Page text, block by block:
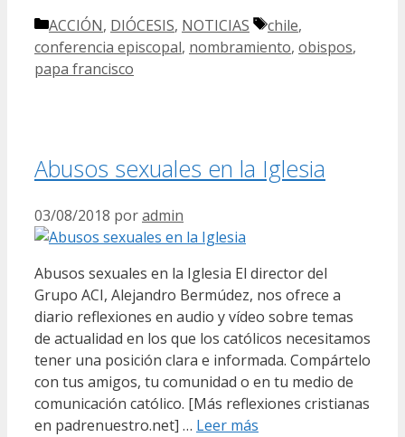
Categorías
ACCIÓN, DIÓCESIS, NOTICIAS Etiquetas
chile,
conferencia episcopal, nombramiento, obispos,
papa francisco
Abusos sexuales en la Iglesia
03/08/2018 poradmin
Abusos sexuales en la Iglesia El director del
Grupo ACI, Alejandro Bermúdez, nos ofrece a
diario reflexiones en audio y vídeo sobre temas
de actualidad en los que los católicos necesitamos
tener una posición clara e informada. Compártelo
con tus amigos, tu comunidad o en tu medio de
comunicación católico. [Más reflexiones cristianas
en padrenuestro.net] … Leer más